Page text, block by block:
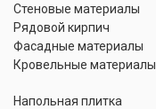
Стеновые материалы
Рядовой кирпич
Фасадные материалы
Кровельные материалы
Напольная плитка